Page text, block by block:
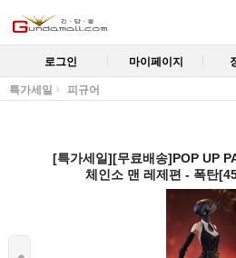
로그인 마이페이지
특가세일 피규어
[특가세일][무료배송]POP UP
체인소 맨 레제편 - 폭탄